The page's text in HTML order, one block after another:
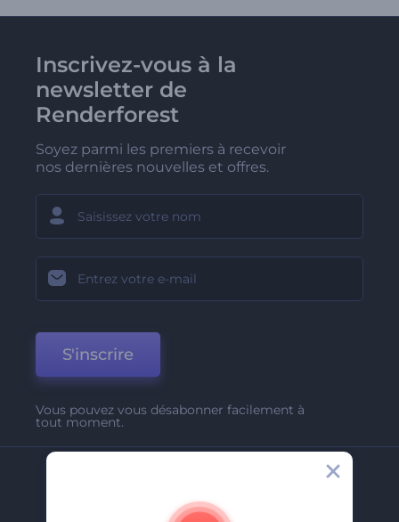
Inscrivez-vous à la
newsletter de
Renderforest
Soyez parmi les premiers à recevoir
nos dernières nouvelles et offres.
S'inscrire
Vous pouvez vous désabonner facilement à
tout moment.
A Propos De Nous